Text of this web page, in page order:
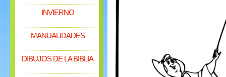
INVIERNO
MANUALIDADES
DIBUJOS DE LA BIBLIA